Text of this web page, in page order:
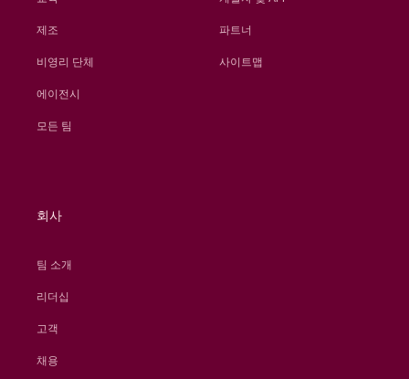
제조
비영리 단체
에이전시
모든 팀
파트너
사이트맵
회사
팀 소개
리더십
고객
채용